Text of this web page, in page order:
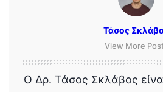
Τάσος
View More
Ο Δρ. Τάσος Σκλάβος